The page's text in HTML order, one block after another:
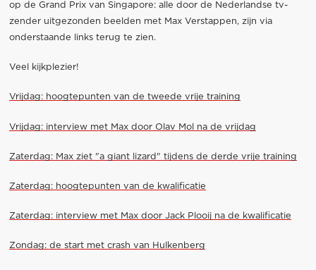
op de Grand Prix van Singapore: alle door de Nederlandse tv-
zender uitgezonden beelden met Max Verstappen, zijn via
onderstaande links terug te zien.
Veel kijkplezier!
Vrijdag: hoogtepunten van de tweede vrije training
Vrijdag: interview met Max door Olav Mol na de vrijdag
Zaterdag: Max ziet "a giant lizard" tijdens de derde vrije training
Zaterdag: hoogtepunten van de kwalificatie
Zaterdag: interview met Max door Jack Plooij na de kwalificatie
Zondag: de start met crash van Hulkenberg